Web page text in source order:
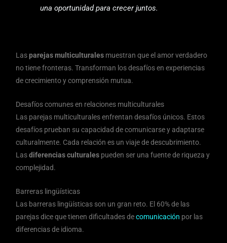
una oportunidad para crecer juntos.
Lasparejas multiculturales muestran que el amor verdadero
no tiene fronteras. Transforman los desafíos en experiencias
de crecimiento y comprensión mutua.
Desafíos comunes en relaciones multiculturales
Las parejas multiculturales enfrentan desafíos únicos. Estos
desafíos prueban su capacidad de comunicarse y adaptarse
culturalmente. Cada relación es un viaje de descubrimiento.
Lasdiferencias culturales pueden ser una fuente de riqueza y
complejidad.
Barreras lingüísticas
Las barreras lingüísticas son un gran reto. El 60% de las
parejas dice que tienen dificultades decomunicación por las
diferencias de idioma.